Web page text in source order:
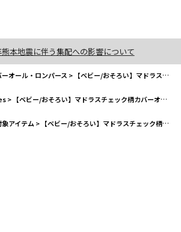
本地震に伴う集配への影響について
ーオール・ロンパース > 【ベビー/おそろい】マドラスチェック柄カバーオール
> 【ベビー/おそろい】マドラスチェック柄カバーオール
アイテム > 【ベビー/おそろい】マドラスチェック柄カバーオール